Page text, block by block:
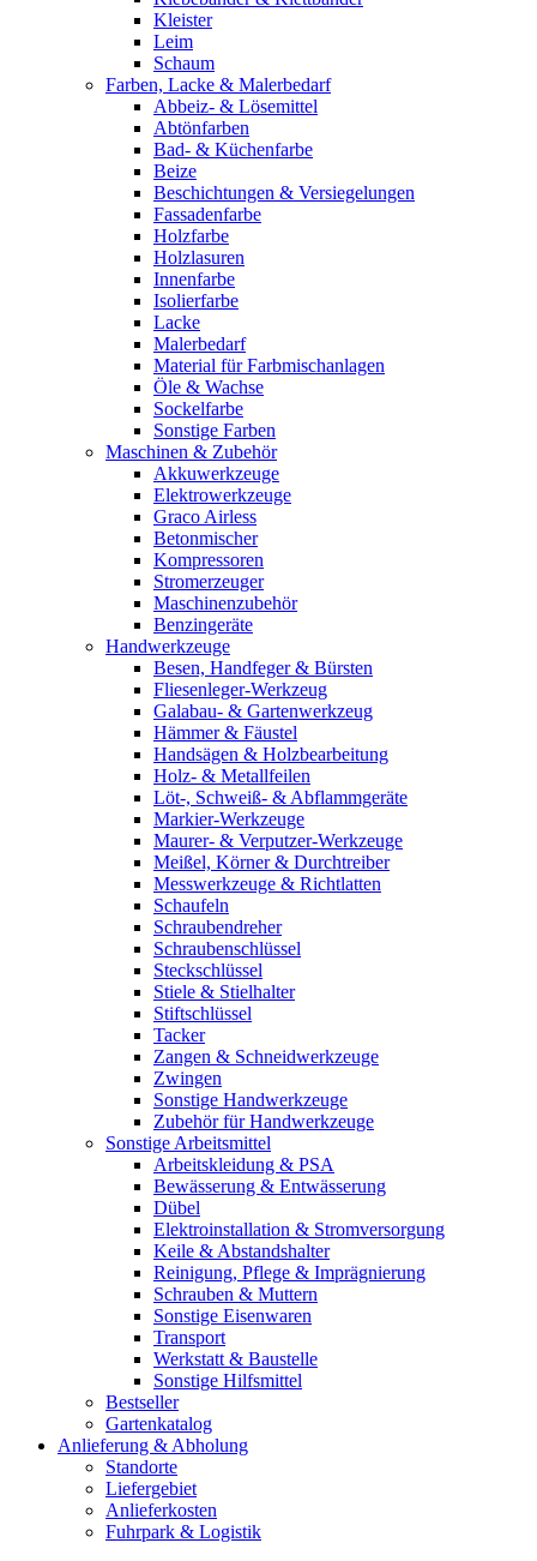
Kleister
Leim
Schaum
Farben, Lacke & Malerbedarf
Abbeiz- & Lösemittel
Abtönfarben
Bad- & Küchenfarbe
Beize
Beschichtungen & Versiegelungen
Fassadenfarbe
Holzfarbe
Holzlasuren
Innenfarbe
Isolierfarbe
Lacke
Malerbedarf
Material für Farbmischanlagen
Öle & Wachse
Sockelfarbe
Sonstige Farben
Maschinen & Zubehör
Akkuwerkzeuge
Elektrowerkzeuge
Graco Airless
Betonmischer
Kompressoren
Stromerzeuger
Maschinenzubehör
Benzingeräte
Handwerkzeuge
Besen, Handfeger & Bürsten
Fliesenleger-Werkzeug
Galabau- & Gartenwerkzeug
Hämmer & Fäustel
Handsägen & Holzbearbeitung
Holz- & Metallfeilen
Löt-, Schweiß- & Abflammgeräte
Markier-Werkzeuge
Maurer- & Verputzer-Werkzeuge
Meißel, Körner & Durchtreiber
Messwerkzeuge & Richtlatten
Schaufeln
Schraubendreher
Schraubenschlüssel
Steckschlüssel
Stiele & Stielhalter
Stiftschlüssel
Tacker
Zangen & Schneidwerkzeuge
Zwingen
Sonstige Handwerkzeuge
Zubehör für Handwerkzeuge
Sonstige Arbeitsmittel
Arbeitskleidung & PSA
Bewässerung & Entwässerung
Dübel
Elektroinstallation & Stromversorgung
Keile & Abstandshalter
Reinigung, Pflege & Imprägnierung
Schrauben & Muttern
Sonstige Eisenwaren
Transport
Werkstatt & Baustelle
Sonstige Hilfsmittel
Bestseller
Gartenkatalog
Anlieferung & Abholung
Standorte
Liefergebiet
Anlieferkosten
Fuhrpark & Logistik